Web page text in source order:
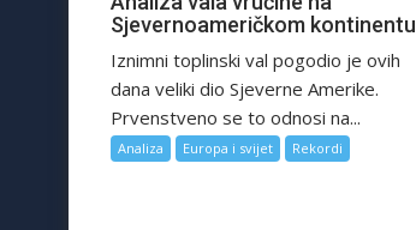
Sjevernoameričkom kontinentu
Iznimni toplinski val pogodio je ovih
dana veliki dio Sjeverne Amerike.
Prvenstveno se to odnosi na...
Analiza Europa i svijet Rekordi